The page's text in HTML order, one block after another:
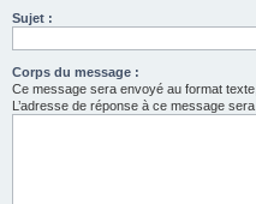
Sujet :
Corps du message :
Ce message sera envoyé au format
L’adresse de réponse à ce message